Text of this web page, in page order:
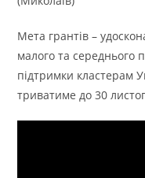
Мета грантів –
малого та середнього
підтримки кластерам
триватиме до 30